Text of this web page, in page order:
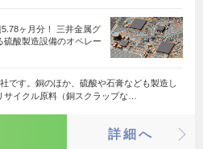
ヶ月分！ 三井金属グ
硫酸製造設備のオペレー
です。銅のほか、硫酸や石膏なども製造し
サイクル原料（銅スクラップな…
詳細へ